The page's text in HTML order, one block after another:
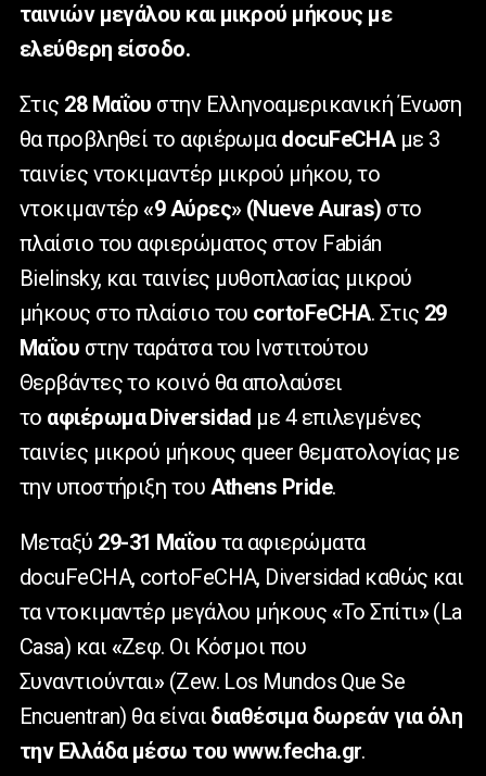
ταινιών μεγάλου και μικρού μήκους με
ελεύθερη είσοδο.
Στις 28 Μαΐου στην Ελληνοαμερικανική Ένωση
θα προβληθεί το αφιέρωμα docuFeCHAμε 3
ταινίες ντοκιμαντέρ μικρού μήκου, το
ντοκιμαντέρ«9 Αύρες» (Nueve Auras) στο
πλαίσιο του αφιερώματος στον Fabián
Bielinsky, και ταινίες μυθοπλασίας μικρού
μήκους στο πλαίσιο του cortoFeCHA. Στις 29
Μαΐου στην ταράτσα του Ινστιτούτου
Θερβάντες το κοινό θα απολαύσει
το αφιέρωμα Diversidad με 4 επιλεγμένες
ταινίες μικρού μήκους queer θεματολογίας με
την υποστήριξη του Athens Pride.
Μεταξύ 29-31 Μαΐου τα αφιερώματα
docuFeCHA, cortoFeCHA, Diversidad καθώς και
τα ντοκιμαντέρ μεγάλου μήκους «Το Σπίτι»(La
Casa) και «Ζεφ. Οι Κόσμοι που
Συναντιούνται»(Zew. Los Mundos Que Se
Encuentran) θα είναι διαθέσιμα δωρεάν για όλη
την Ελλάδα μέσω του www.fecha.gr.